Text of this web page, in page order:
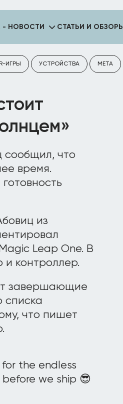
- НОВОСТИ СТАТЬИ И ОБЗОРЫ
ИГРЫ УСТРОЙСТВА META
сообщил, что
время.
из
Leap One. В
и контроллер.
завершающие
списка
что пишет
the endless
we ship 😎